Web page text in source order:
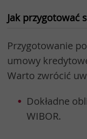
Jak przygotować
Przygotowanie
umowy
Warto zwrócić
Dokładne
WIBOR.